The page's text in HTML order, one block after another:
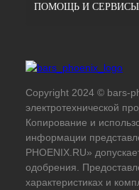
ПОМОЩЬ И СЕРВИСЫ
Copyright 2024 © bars-
электротехнической
Копирование и
информации
PHOENIX.RU»
одобрения.
характеристиках и